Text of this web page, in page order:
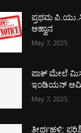
ಪ್ರಥಮ
ಆಹ್ವಾನ
May 7, 2025
ಪಾಕ್​ ಮೇಲೆ
ಇಂಡಿಯನ್ ಆರ್ಮಿ
May 7, 2025
ತೀರ್ಥಹಳ್ಳಿ: